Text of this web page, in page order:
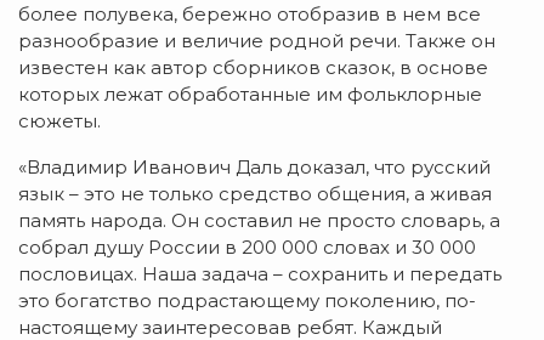
более полувека, бережно отобразив в нем все
разнообразие и величие родной речи. Также он
известен как автор сборников сказок, в основе
которых лежат обработанные им фольклорные
сюжеты.
«Владимир Иванович Даль доказал, что русский
язык – это не только средство общения, а живая
память народа. Он составил не просто словарь, а
собрал душу России в 200 000 словах и 30 000
пословицах. Наша задача – сохранить и передать
это богатство подрастающему поколению, по-
настоящему заинтересовав ребят. Каждый